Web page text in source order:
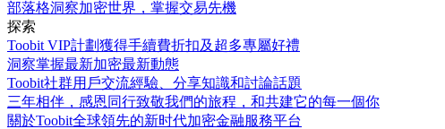
部落格洞察加密世界，掌握交易先機
探索
Toobit VIP計劃獲得手續費折扣及超多專屬好禮
洞察掌握最新加密最新動態
Toobit社群用戶交流經驗、分享知識和討論話題
三年相伴，感恩同行致敬我們的旅程，和共建它的每一個你
關於Toobit全球領先的新时代加密金融服務平台